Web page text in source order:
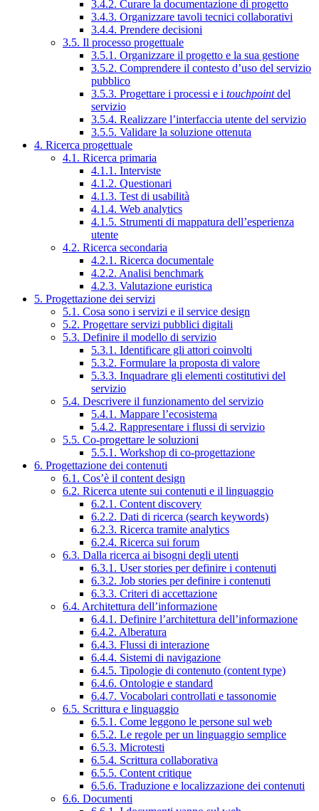
3.4.2. Curare la documentazione di progetto
3.4.3. Organizzare tavoli tecnici collaborativi
3.4.4. Prendere decisioni
3.5. Il processo progettuale
3.5.1. Organizzare il progetto e la sua gestione
3.5.2. Comprendere il contesto d’uso del servizio
pubblico
3.5.3. Progettare i processi e i touchpointdel
servizio
3.5.4. Realizzare l’interfaccia utente del servizio
3.5.5. Validare la soluzione ottenuta
4. Ricerca progettuale
4.1. Ricerca primaria
4.1.1. Interviste
4.1.2. Questionari
4.1.3. Test di usabilità
4.1.4. Web analytics
4.1.5. Strumenti di mappatura dell’esperienza
utente
4.2. Ricerca secondaria
4.2.1. Ricerca documentale
4.2.2. Analisi benchmark
4.2.3. Valutazione euristica
5. Progettazione dei servizi
5.1. Cosa sono i servizi e il service design
5.2. Progettare servizi pubblici digitali
5.3. Definire il modello di servizio
5.3.1. Identificare gli attori coinvolti
5.3.2. Formulare la proposta di valore
5.3.3. Inquadrare gli elementi costitutivi del
servizio
5.4. Descrivere il funzionamento del servizio
5.4.1. Mappare l’ecosistema
5.4.2. Rappresentare i flussi di servizio
5.5. Co-progettare le soluzioni
5.5.1. Workshop di co-progettazione
6. Progettazione dei contenuti
6.1. Cos’è il content design
6.2. Ricerca utente sui contenuti e il linguaggio
6.2.1. Content discovery
6.2.2. Dati di ricerca (search keywords)
6.2.3. Ricerca tramite analytics
6.2.4. Ricerca sui forum
6.3. Dalla ricerca ai bisogni degli utenti
6.3.1. User stories per definire i contenuti
6.3.2. Job stories per definire i contenuti
6.3.3. Criteri di accettazione
6.4. Architettura dell’informazione
6.4.1. Definire l’architettura dell’informazione
6.4.2. Alberatura
6.4.3. Flussi di interazione
6.4.4. Sistemi di navigazione
6.4.5. Tipologie di contenuto (content type)
6.4.6. Ontologie e standard
6.4.7. Vocabolari controllati e tassonomie
6.5. Scrittura e linguaggio
6.5.1. Come leggono le persone sul web
6.5.2. Le regole per un linguaggio semplice
6.5.3. Microtesti
6.5.4. Scrittura collaborativa
6.5.5. Content critique
6.5.6. Traduzione e localizzazione dei contenuti
6.6. Documenti